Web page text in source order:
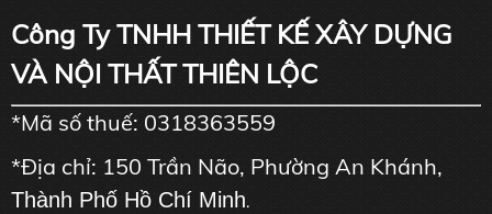
Công Ty TNHH THIẾT KẾ XÂY DỰNG
VÀ NỘI THẤT THIÊN LỘC
*Mã số thuế: 0318363559
*Địa chỉ: 150 Trần Não, Phường An Khánh,
Thành Phố Hồ Chí Minh.